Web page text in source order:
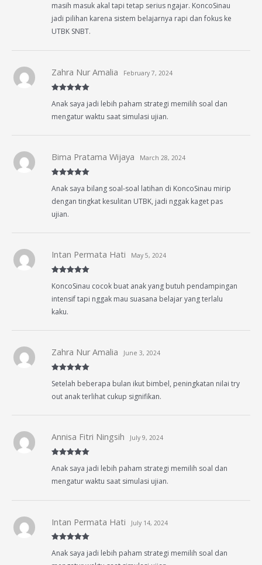
masih masuk akal tapi tetap serius ngajar. KoncoSinau
jadi pilihan karena sistem belajarnya rapi dan fokus ke
UTBK SNBT.
of 5
Zahra Nur Amalia February 7, 2024
Anak saya jadi lebih paham strategi memilih soal dan
mengatur waktu saat simulasi ujian.
of 5
Bima Pratama Wijaya March 28, 2024
Anak saya bilang soal-soal latihan di KoncoSinau mirip
dengan tingkat kesulitan UTBK, jadi nggak kaget pas
ujian.
of 5
Intan Permata Hati May 5, 2024
KoncoSinau cocok buat anak yang butuh pendampingan
intensif tapi nggak mau suasana belajar yang terlalu
kaku.
of 5
Zahra Nur Amalia June 3, 2024
Setelah beberapa bulan ikut bimbel, peningkatan nilai try
out anak terlihat cukup signifikan.
of 5
Annisa Fitri Ningsih July 9, 2024
Anak saya jadi lebih paham strategi memilih soal dan
mengatur waktu saat simulasi ujian.
of 5
Intan Permata Hati July 14, 2024
Anak saya jadi lebih paham strategi memilih soal dan